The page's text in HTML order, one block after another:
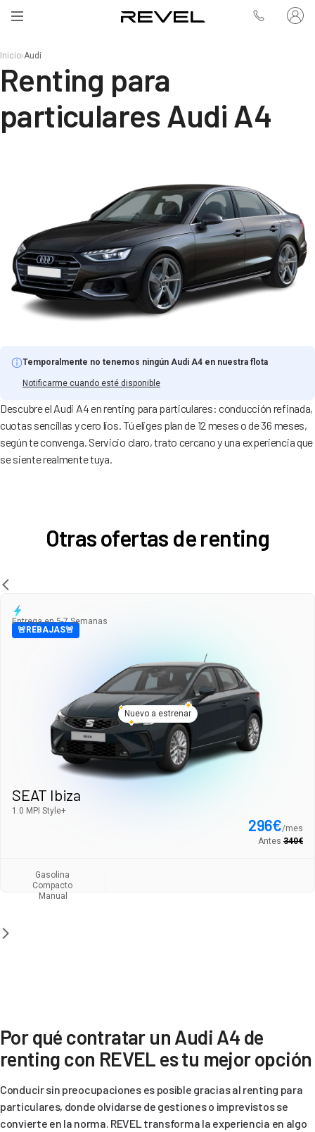
Inicio›Audi
Renting para
particulares Audi A4
Temporalmente no tenemos ningún Audi A4 en nuestra flota
Notificarme cuando esté disponible
Descubre el Audi A4 en renting para particulares: conducción refinada,
cuotas sencillas y cero líos. Tú eliges plan de 12 meses o de 36 meses,
según te convenga. Servicio claro, trato cercano y una experiencia que
se siente realmente tuya.
Otras ofertas de renting
Entrega en 5-7 Semanas
🚨REBAJAS🚨
Nuevo a estrenar
SEAT Ibiza
1.0 MPI Style+
296€/mes
Antes 340€
Gasolina
Compacto
Manual
Por qué contratar un Audi A4 de
renting con REVEL es tu mejor opción
Conducir sin preocupaciones es posible gracias al renting para
particulares, donde olvidarse de gestiones o imprevistos se
convierte en la norma. REVEL transforma la experiencia en algo